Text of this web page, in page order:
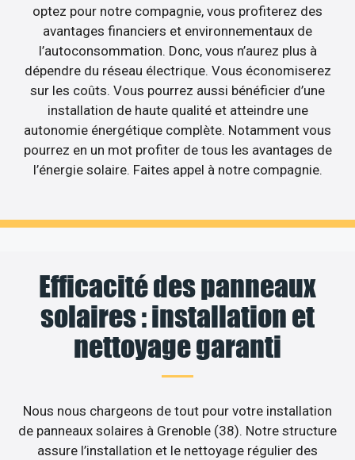
optez pour notre compagnie, vous profiterez des
avantages financiers et environnementaux de
l’autoconsommation. Donc, vous n’aurez plus à
dépendre du réseau électrique. Vous économiserez
sur les coûts. Vous pourrez aussi bénéficier d’une
installation de haute qualité et atteindre une
autonomie énergétique complète. Notamment vous
pourrez en un mot profiter de tous les avantages de
l’énergie solaire. Faites appel à notre compagnie.
Efficacité des panneaux
solaires : installation et
nettoyage garanti
Nous nous chargeons de tout pour votre installation
de panneaux solaires à Grenoble (38). Notre structure
assure l’installation et le nettoyage régulier des